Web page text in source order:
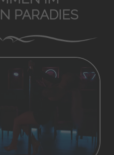
PARADIES